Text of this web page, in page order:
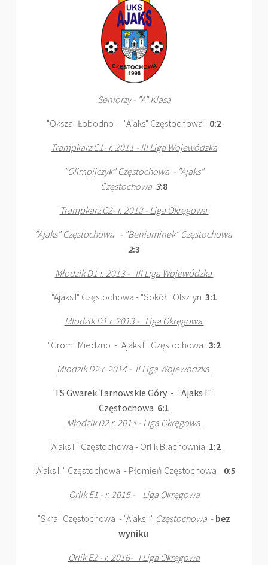
Seniorzy - "A" Klasa
"Oksza" Łobodno - "Ajaks" Częstochowa - 0:2
Trampkarz C1- r. 2011 - III Liga Wojewódzka
"Olimpijczyk" Częstochowa - "Ajaks"
Częstochowa 3:8
Trampkarz C2- r. 2012 - Liga Okręgowa
"Ajaks" Częstochowa - "Beniaminek" Częstochowa
2:3
Młodzik D1 r. 2013 - III Liga Wojewódzka
"Ajaks I" Częstochowa - "Sokół " Olsztyn 3:1
Młodzik D1 r. 2013 - Liga Okręgowa
"Grom" Miedzno - "Ajaks II" Częstochowa 3:2
Młodzik D2 r. 2014 - II Liga Wojewódzka
TS Gwarek Tarnowskie Góry - "Ajaks I"
Częstochowa 6:1
Młodzik D2 r. 2014 - Liga Okręgowa
"Ajaks II" Częstochowa - Orlik Blachownia 1:2
"Ajaks III" Częstochowa - Płomień Częstochowa
0:5
Orlik E1 - r. 2015 - Liga Okręgowa
"Skra" Częstochowa - "Ajaks II" Częstochowa - bez
wyniku
Orlik E2 - r. 2016- I Liga Okręgowa